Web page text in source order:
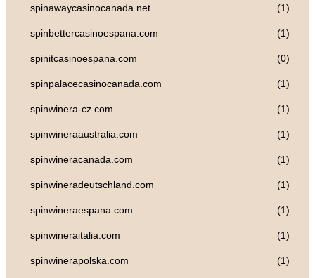
spinawaycasinocanada.net (1)
spinbettercasinoespana.com (1)
spinitcasinoespana.com (0)
spinpalacecasinocanada.com (1)
spinwinera-cz.com (1)
spinwineraaustralia.com (1)
spinwineracanada.com (1)
spinwineradeutschland.com (1)
spinwineraespana.com (1)
spinwineraitalia.com (1)
spinwinerapolska.com (1)